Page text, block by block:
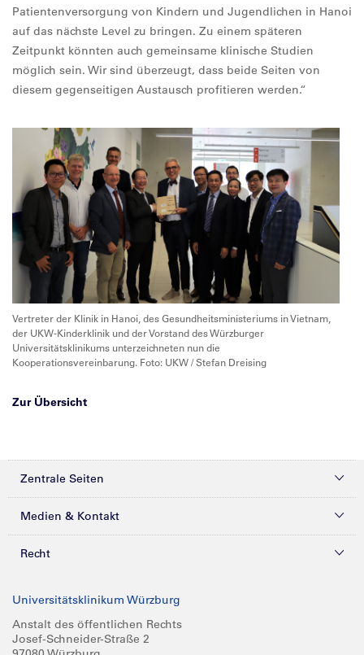
Patientenversorgung von Kindern und Jugendlichen in Hanoi
auf das nächste Level zu bringen. Zu einem späteren
Zeitpunkt könnten auch gemeinsame klinische Studien
möglich sein. Wir sind überzeugt, dass beide Seiten von
diesem gegenseitigen Austausch profitieren werden.“
Vertreter der Klinik in Hanoi, des Gesundheitsministeriums in Vietnam,
der UKW-Kinderklinik und der Vorstand des Würzburger
Universitätsklinikums unterzeichneten nun die
Kooperationsvereinbarung. Foto: UKW / Stefan Dreising
Zur Übersicht
Zentrale Seiten
Kliniken & Zentren
Forschung
Karriere
Medien & Kontakt
Presse
Glossar
Recht
Compliance
Impressum
Universitätsklinikum Würzburg
Anstalt des öffentlichen Rechts
Josef-Schneider-Straße 2